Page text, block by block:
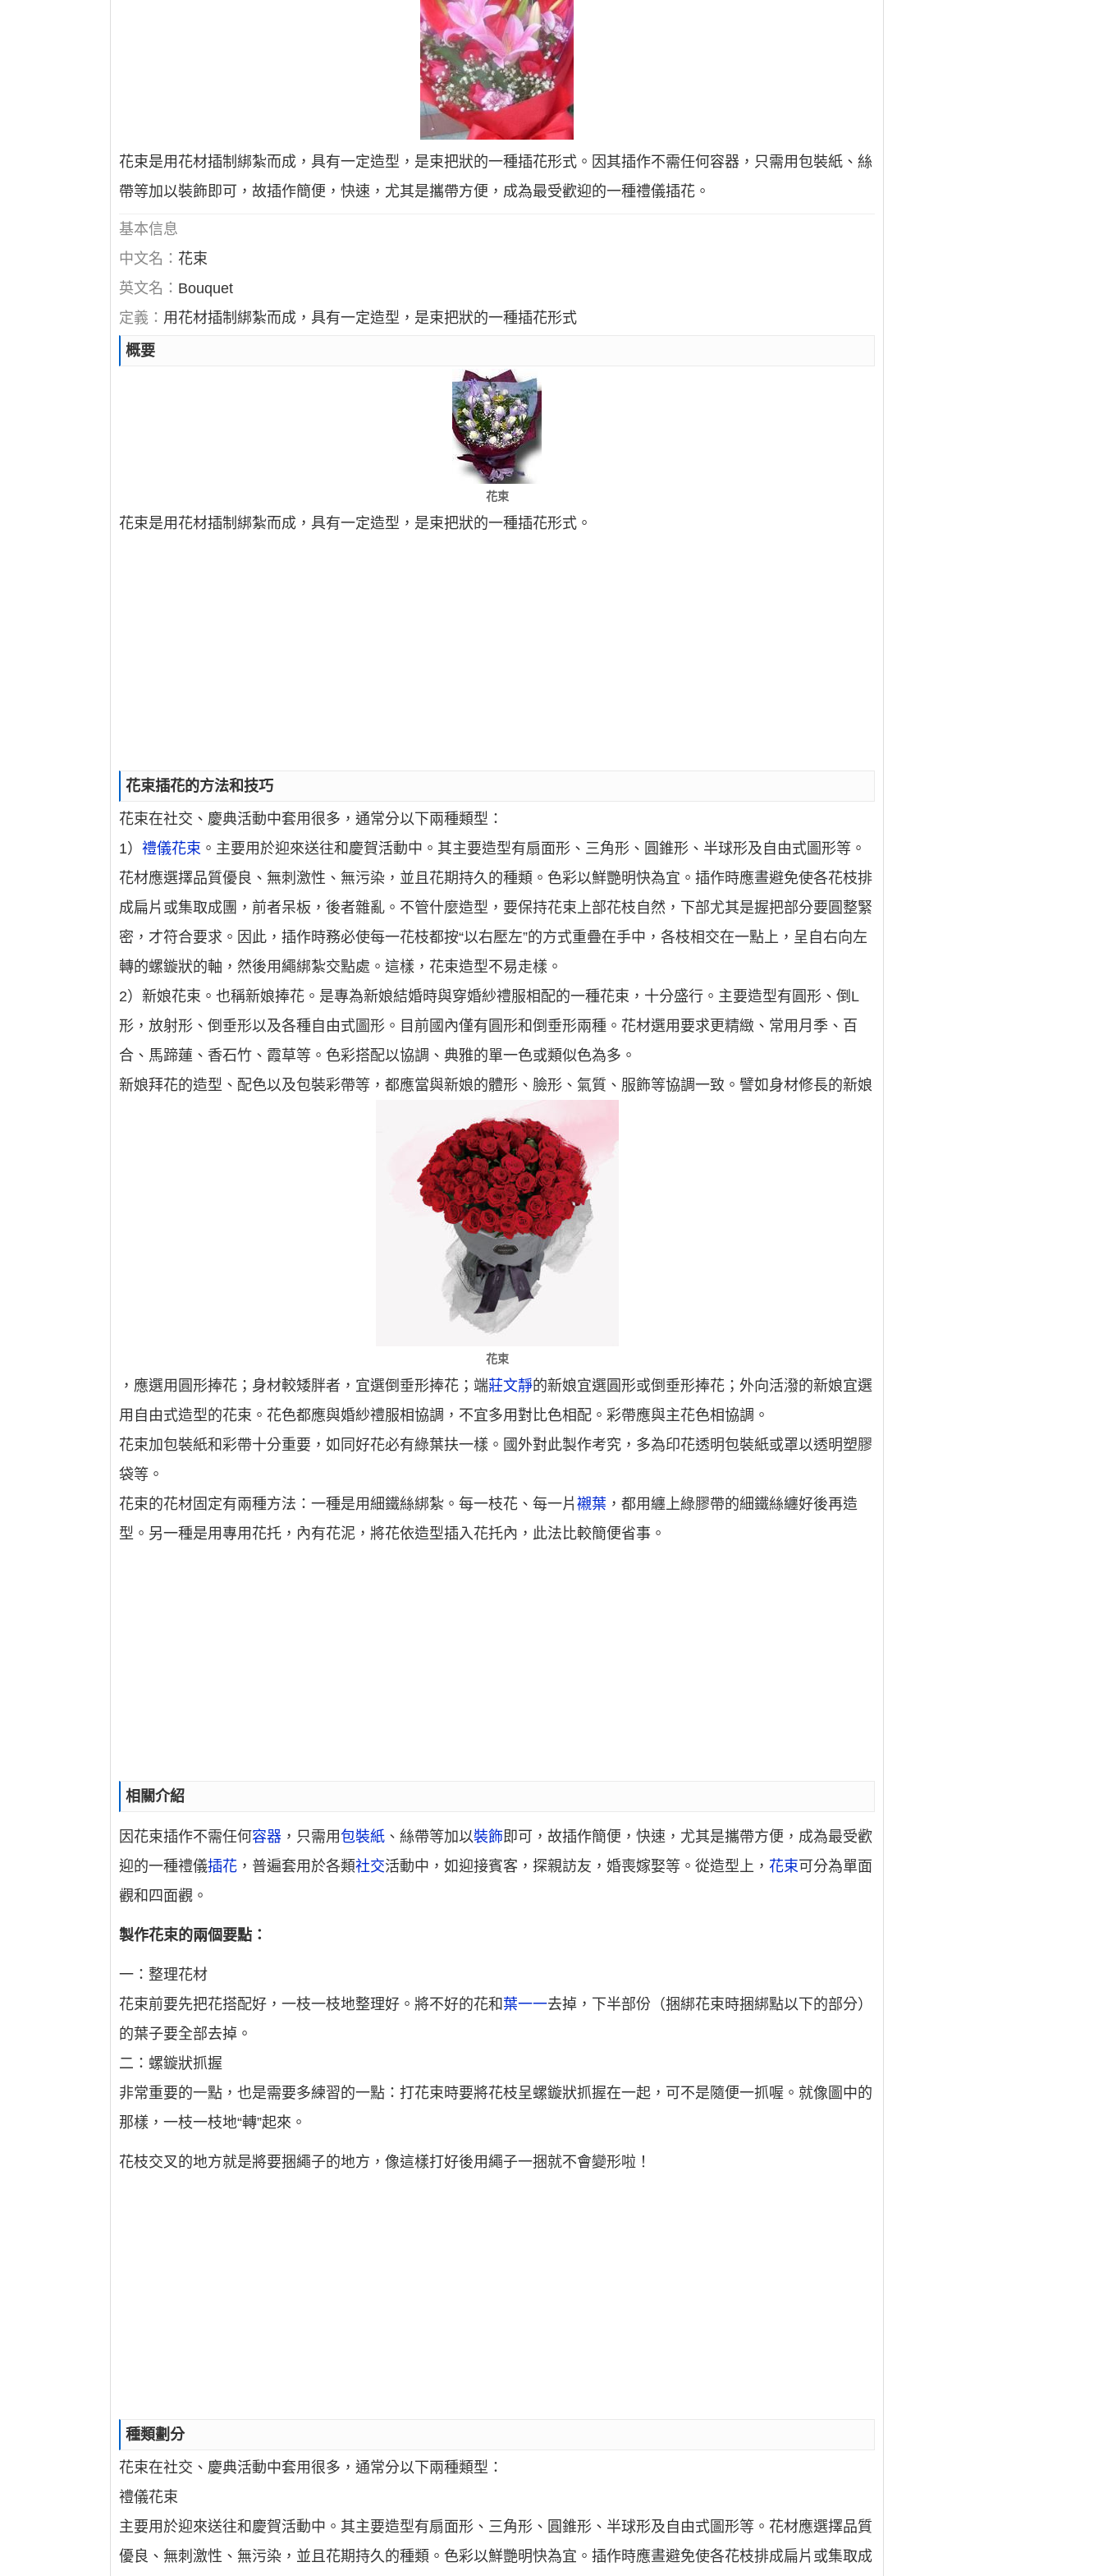
花束是用花材插制綁紮而成，具有一定造型，是束把狀的一種插花形式。因其插作不需任何容器，只需用包裝紙、絲
帶等加以裝飾即可，故插作簡便，快速，尤其是攜帶方便，成為最受歡迎的一種禮儀插花。
基本信息
中文名：花束
英文名： Bouquet
定義： 用花材插制綁紮而成，具有一定造型，是束把狀的一種插花形式
概要
花束
花束是用花材插制綁紮而成，具有一定造型，是束把狀的一種插花形式。
花束插花的方法和技巧
花束在社交、慶典活動中套用很多，通常分以下兩種類型：
1）禮儀花束 。主要用於迎來送往和慶賀活動中。其主要造型有扇面形、三角形、圓錐形、半球形及自由式圖形等。
花材應選擇品質優良、無刺激性、無污染，並且花期持久的種類。色彩以鮮艷明快為宜。插作時應晝避免使各花枝排
成扁片或集取成團，前者呆板，後者雜亂。不管什麼造型，要保持花束上部花枝自然，下部尤其是握把部分要圓整緊
密，才符合要求。因此，插作時務必使每一花枝都按“以右壓左”的方式重疊在手中，各枝相交在一點上，呈自右向左
轉的螺鏇狀的軸，然後用繩綁紮交點處。這樣，花束造型不易走樣。
2）新娘花束。也稱新娘捧花。是專為新娘結婚時與穿婚紗禮服相配的一種花束，十分盛行。主要造型有圓形、倒L
形，放射形、倒垂形以及各種自由式圖形。目前國內僅有圓形和倒垂形兩種。花材選用要求更精緻、常用月季、百
合、馬蹄蓮、香石竹、霞草等。色彩搭配以協調、典雅的單一色或類似色為多。
新娘拜花的造型、配色以及包裝彩帶等，都應當與新娘的體形、臉形、氣質、服飾等協調一致。譬如身材修長的新娘
花束
，應選用圓形捧花；身材較矮胖者，宜選倒垂形捧花；端莊文靜的新娘宜選圓形或倒垂形捧花；外向活潑的新娘宜選
用自由式造型的花束。花色都應與婚紗禮服相協調，不宜多用對比色相配。彩帶應與主花色相協調。
花束加包裝紙和彩帶十分重要，如同好花必有綠葉扶一樣。國外對此製作考究，多為印花透明包裝紙或罩以透明塑膠
袋等。
花束的花材固定有兩種方法：一種是用細鐵絲綁紮。每一枝花、每一片襯葉 ，都用纏上綠膠帶的細鐵絲纏好後再造
型。另一種是用專用花托，內有花泥，將花依造型插入花托內，此法比較簡便省事。
相關介紹
因花束插作不需任何容器 ，只需用包裝紙 、絲帶等加以裝飾即可，故插作簡便，快速，尤其是攜帶方便，成為最受歡
迎的一種禮儀插花 ，普遍套用於各類社交活動中，如迎接賓客，探親訪友，婚喪嫁娶等。從造型上，花束可分為單面
觀和四面觀。
製作花束的兩個要點：
一：整理花材
花束前要先把花搭配好，一枝一枝地整理好。將不好的花和 葉一一去掉，下半部份（捆綁花束時捆綁點以下的部分）
的葉子要全部去掉。
二：螺鏇狀抓握
非常重要的一點，也是需要多練習的一點：打花束時要將花枝呈螺鏇狀抓握在一起，可不是隨便一抓喔。就像圖中的
那樣，一枝一枝地“轉”起來。
花枝交叉的地方就是將要捆繩子的地方，像這樣打好後用繩子一捆就不會變形啦！
種類劃分
花束在社交、慶典活動中套用很多，通常分以下兩種類型：
禮儀花束
主要用於迎來送往和慶賀活動中。其主要造型有扇面形、三角形、圓錐形、半球形及自由式圖形等。花材應選擇品質
優良、無刺激性、無污染，並且花期持久的種類。色彩以鮮艷明快為宜。插作時應晝避免使各花枝排成扁片或集取成